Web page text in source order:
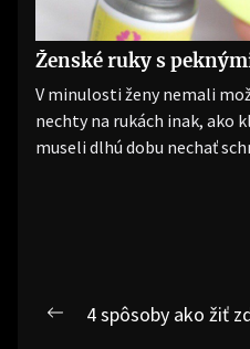
Ženské ruky s
V minulosti ženy nemali
nechty na rukách inak, ako
museli dlhú dobu nechať
Navigace
Previous4 spôsoby ako žiť